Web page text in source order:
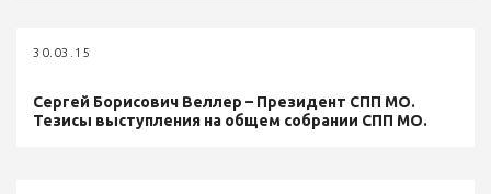
30.03.15
Сергей Борисович Веллер – Президент СПП МО.
Тезисы выступления на общем собрании СПП МО.